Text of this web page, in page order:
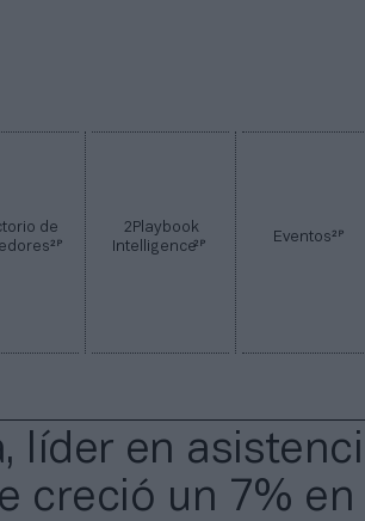
de
2P
2Playbook
Intelligence2P Eventos2P
líder en
creció un 7% en